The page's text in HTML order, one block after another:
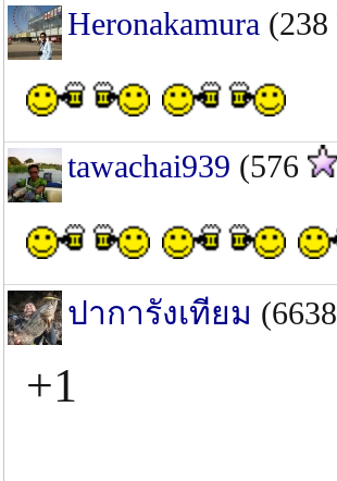
Heronakamura (238
tawachai939 (576
ปาการังเทียม (6638
+1